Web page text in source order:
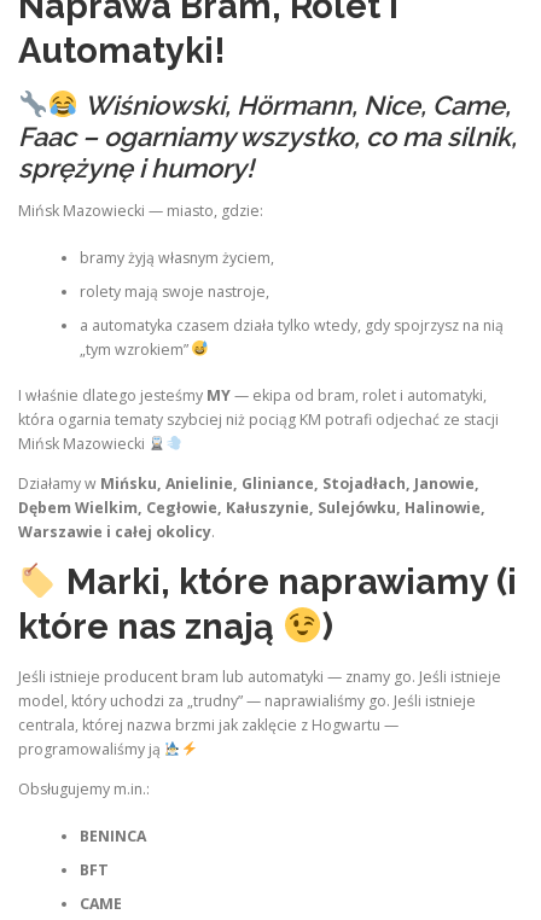
Automatyki!
Wiśniowski, Hörmann, Nice, Came,
Faac – ogarniamy wszystko, co ma silnik,
sprężynę i humory!
Mińsk Mazowiecki — miasto, gdzie:
bramy żyją własnym życiem,
rolety mają swoje nastroje,
a automatyka czasem działa tylko wtedy, gdy spojrzysz na nią
„tym wzrokiem”
I właśnie dlatego jesteśmy MY— ekipa od bram, rolet i automatyki,
która ogarnia tematy szybciej niż pociąg KM potrafi odjechać ze stacji
Mińsk Mazowiecki
Działamy w Mińsku, Anielinie, Gliniance, Stojadłach, Janowie,
Dębem Wielkim, Cegłowie, Kałuszynie, Sulejówku, Halinowie,
Warszawie i całej okolicy.
Marki, które naprawiamy (i
które nas znają
)
Jeśli istnieje producent bram lub automatyki — znamy go. Jeśli istnieje
model, który uchodzi za „trudny” — naprawialiśmy go. Jeśli istnieje
centrala, której nazwa brzmi jak zaklęcie z Hogwartu —
programowaliśmy ją
Obsługujemy m.in.:
BENINCA
BFT
CAME